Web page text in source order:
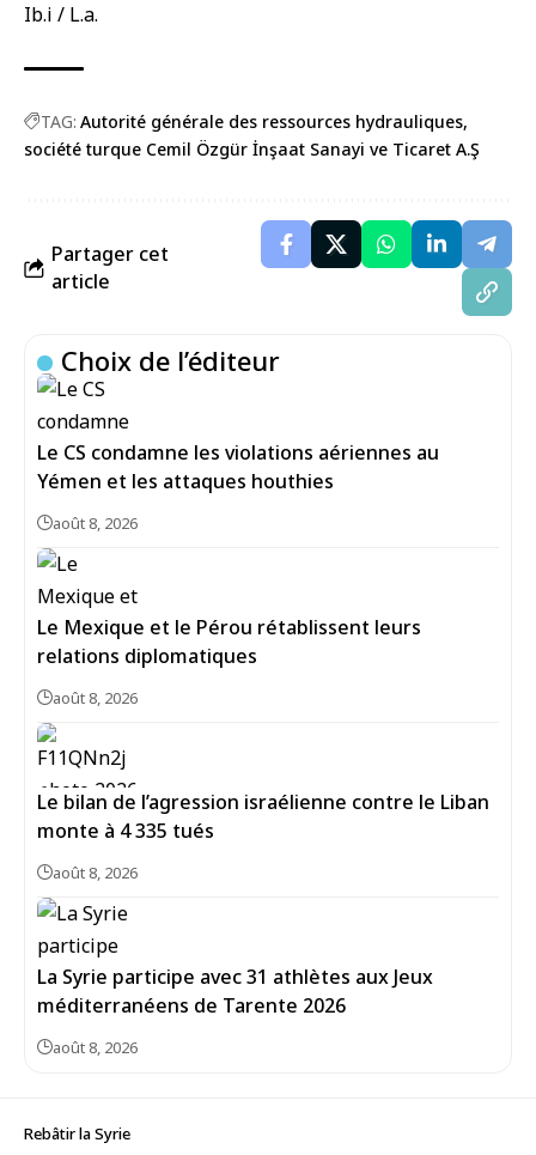
Ib.i / L.a.
TAG: Autorité générale des ressources hydrauliques
société turque Cemil Özgür İnşaat Sanayi ve Ticaret A.Ş
Partager cet
article
Choix de l’éditeur
Le CS condamne les violations aériennes au
Yémen et les attaques houthies
août 8, 2026
Le Mexique et le Pérou rétablissent leurs
relations diplomatiques
août 8, 2026
Le bilan de l’agression israélienne contre le Liban
monte à 4 335 tués
août 8, 2026
La Syrie participe avec 31 athlètes aux Jeux
méditerranéens de Tarente 2026
août 8, 2026
Rebâtir la Syrie